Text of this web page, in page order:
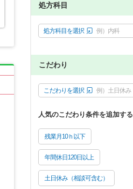
処方科目
処方科目を選択 例）内科
こだわり
こだわりを選択 例）土日休み
人気のこだわり条件を追加する
残業月10ｈ以下
年間休日120日以上
土日休み（相談可含む）